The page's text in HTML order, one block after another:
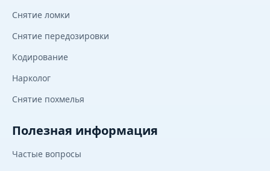
Снятие ломки
Снятие передозировки
Кодирование
Нарколог
Снятие похмелья
Полезная информация
Частые вопросы